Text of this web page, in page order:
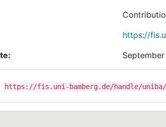
https://
https://fis.uni-bamberg.de/handle/uniba/